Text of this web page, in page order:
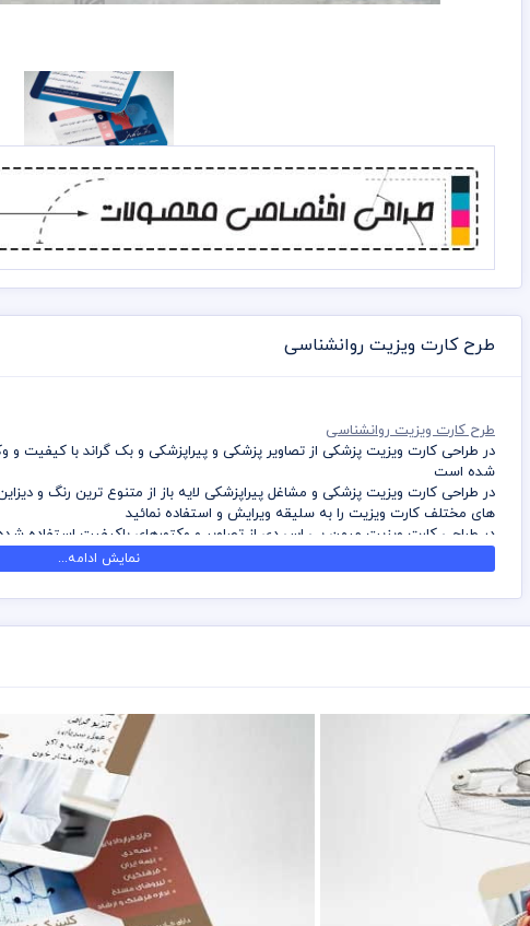
طرح کارت ویزیت روانشناسی
طرح کارت ویزیت روانشناسی
در طراحی کارت ویزیت پزشکی از تصاویر پزشکی و پیراپزشکی و بک گراند با کیفیت و
شده است
در طراحی کارت ویزیت پزشکی و مشاغل پیراپزشکی لایه باز از متنوع ترین رنگ و
های مختلف کارت ویزیت را به سلیقه ویرایش و استفاده نمائید
در طراحی کارت ویزیت میهن پی اس دی از تصاویر و وکتورهای باکیفیت استفاده
کلیه طراحی های کارت ویزیت بصورت لایه باز و با فرمت فتوشاپ می باشد که می
نمائید
در طراحی کارت ویزیت از لوگو و نشان های تجاری نمادین استفاده شده است و
باشد
رعایت کلیه قوانین موجود در سایت به عهده خریدار می باشد
نمایش ادامه...
دانلود کارت